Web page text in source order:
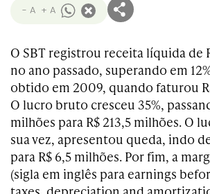
- A + A
O SBT registrou receita líquida de
no ano passado, superando em
obtido em 2009, quando faturou
O lucro bruto cresceu 35%,
milhões para R$ 213,5 milhões. O
sua vez, apresentou queda, indo
para R$ 6,5 milhões. Por fim, a
(sigla em inglês para earnings